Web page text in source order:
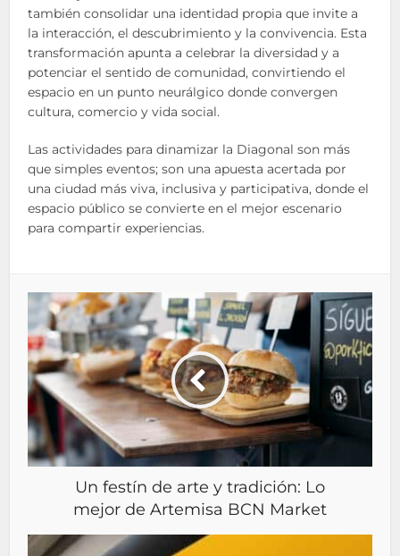
también consolidar una identidad propia que invite a
la interacción, el descubrimiento y la convivencia. Esta
transformación apunta a celebrar la diversidad y a
potenciar el sentido de comunidad, convirtiendo el
espacio en un punto neurálgico donde convergen
cultura, comercio y vida social.
Las actividades para dinamizar la Diagonal son más
que simples eventos; son una apuesta acertada por
una ciudad más viva, inclusiva y participativa, donde el
espacio público se convierte en el mejor escenario
para compartir experiencias.
Un festín de arte y tradición: Lo
mejor de Artemisa BCN Market